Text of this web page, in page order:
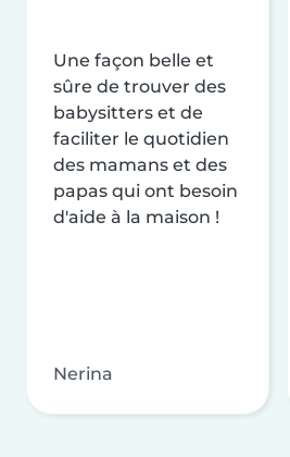
Une façon belle et
sûre de trouver des
babysitters et de
faciliter le quotidien
des mamans et des
papas qui ont besoin
d'aide à la maison !
Nerina